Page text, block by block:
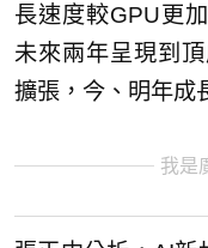
長速度較GPU更
未來兩年呈現到
擴張，今、明年成
我是